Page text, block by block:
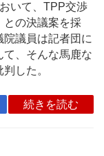
いて、TPP交渉
との決議案を採
議員は記者団に
て、そんな馬鹿な
した。
続きを読む